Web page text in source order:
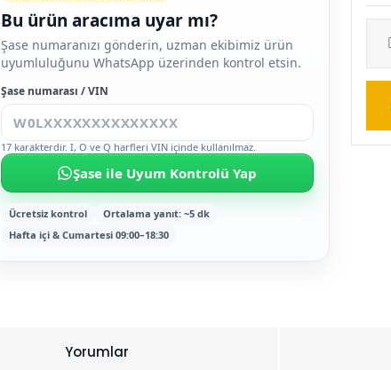
Bu ürün aracıma uyar mı?
Şase numaranızı gönderin, uzman ekibimiz ürün
uyumluluğunu WhatsApp üzerinden kontrol etsin.
Şase numarası / VIN
17 karakterdir. I, O ve Q harfleri VIN içinde kullanılmaz.
Şase ile Uyum Kontrolü Yap
Ücretsiz kontrol
Ortalama yanıt: ~5 dk
Hafta içi & Cumartesi 09:00–18:30
Yorumlar